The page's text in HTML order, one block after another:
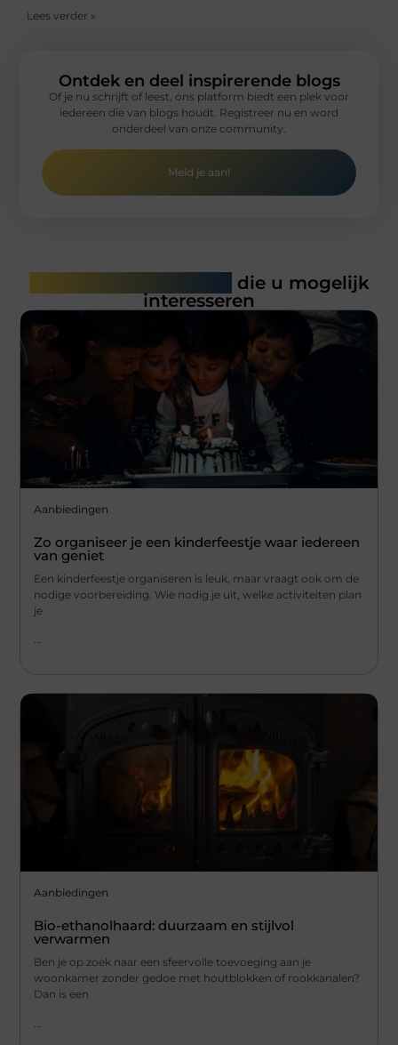
Lees verder »
Ontdek en deel inspirerende blogs
Of je nu schrijft of leest, ons platform biedt een plek voor
iedereen die van blogs houdt. Registreer nu en word
onderdeel van onze community.
Meld je aan!
die u mogelijk
interesseren
Aanbiedingen
Zo organiseer je een kinderfeestje waar iedereen
van geniet
Een kinderfeestje organiseren is leuk, maar vraagt ook om de
nodige voorbereiding. Wie nodig je uit, welke activiteiten plan
je
...
Aanbiedingen
Bio-ethanolhaard: duurzaam en stijlvol
verwarmen
Ben je op zoek naar een sfeervolle toevoeging aan je
woonkamer zonder gedoe met houtblokken of rookkanalen?
Dan is een